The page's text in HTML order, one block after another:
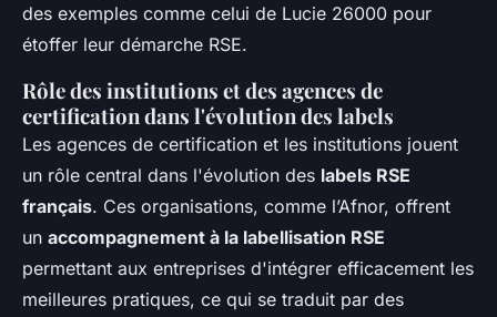
des exemples comme celui de Lucie 26000 pour
étoffer leur démarche RSE.
Rôle des institutions et des agences de
certification dans l'évolution des labels
Les agences de certification et les institutions jouent
un rôle central dans l'évolution des labels RSE
français. Ces organisations, comme l’Afnor, offrent
un accompagnement à la labellisation RSE
permettant aux entreprises d'intégrer efficacement les
meilleures pratiques, ce qui se traduit par des